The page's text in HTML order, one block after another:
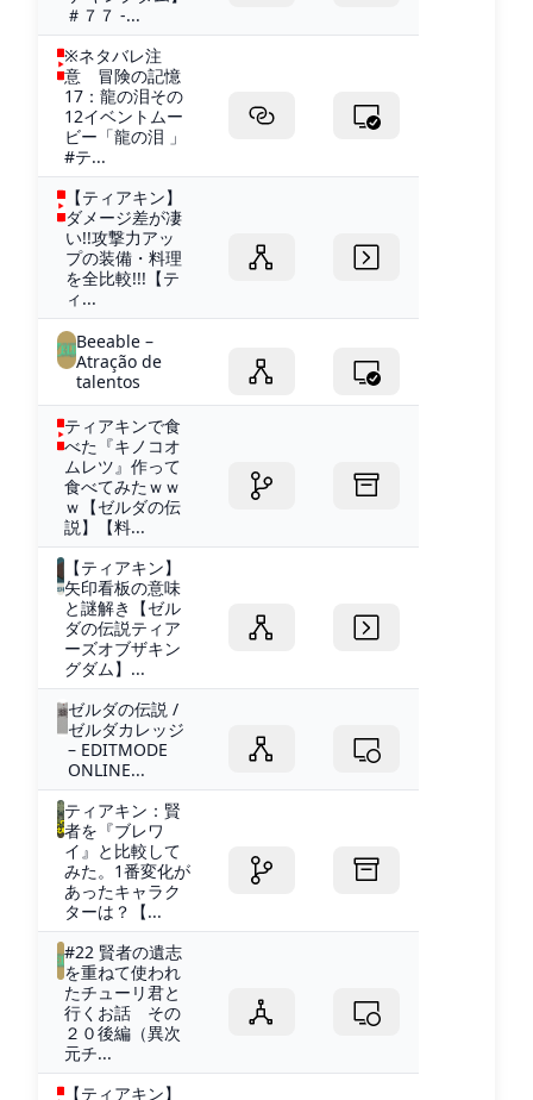
＃７７ -...
※ネタバレ注
意 冒険の記憶
17：龍の泪その
12イベントムー
ビー「龍の泪 」
#テ...
【ティアキン】
ダメージ差が凄
い!!攻撃力アッ
プの装備・料理
を全比較!!!【テ
ィ...
Beeable –
Atração de
talentos
ティアキンで食
べた『キノコオ
ムレツ』作って
食べてみたｗｗ
ｗ【ゼルダの伝
説】【料...
【ティアキン】
矢印看板の意味
と謎解き【ゼル
ダの伝説ティア
ーズオブザキン
グダム】...
ゼルダの伝説 /
ゼルダカレッジ
– EDITMODE
ONLINE...
ティアキン：賢
者を『ブレワ
イ』と比較して
みた。1番変化が
あったキャラク
ターは？【...
#22 賢者の遺志
を重ねて使われ
たチューリ君と
行くお話 その
２０後編（異次
元チ...
【ティアキン】